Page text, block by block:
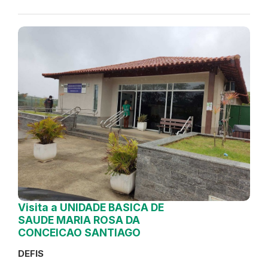
Visita a UNIDADE BASICA DE
SAUDE MARIA ROSA DA
CONCEICAO SANTIAGO
DEFIS